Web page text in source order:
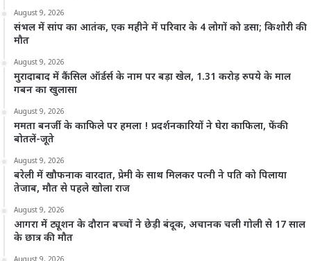
August 9, 2026
संभल में सांप का आतंक, एक महीने में परिवार के 4 लोगों को डसा; किशोरी की
मौत
August 9, 2026
मुरादाबाद में कैंसिल ऑर्डर्स के नाम पर बड़ा खेल, 1.31 करोड़ रुपये के माल
गबन का खुलासा
August 9, 2026
ममता बनर्जी के काफिले पर हमला ! प्रदर्शनकारियों ने घेरा काफिला, फेंकी
बोतलें-जूते
August 9, 2026
बरेली में खौफनाक वारदात, प्रेमी के साथ मिलकर पत्नी ने पति को पिलाया
तेजाब, मौत से पहले खोला राज
August 9, 2026
आगरा में ट्यूशन के दौरान बच्चों ने छेड़ी बंदूक, अचानक चली गोली से 17 साल
के छात्र की मौत